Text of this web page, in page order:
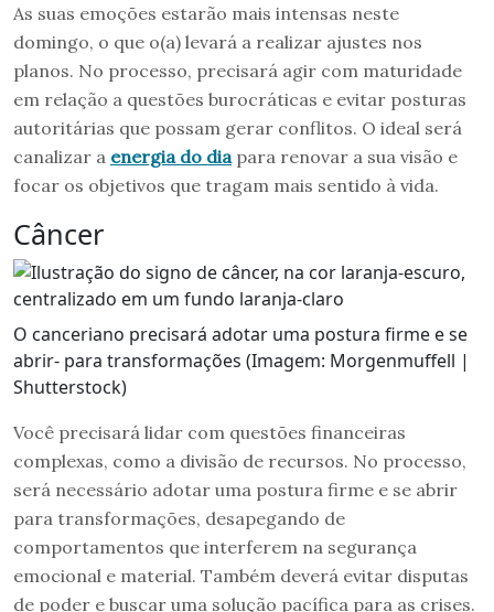
As suas emoções estarão mais intensas neste
domingo, o que o(a) levará a realizar ajustes nos
planos. No processo, precisará agir com maturidade
em relação a questões burocráticas e evitar posturas
autoritárias que possam gerar conflitos. O ideal será
canalizar a energia do diapara renovar a sua visão e
focar os objetivos que tragam mais sentido à vida.
Câncer
O canceriano precisará adotar uma postura firme e se
abrir- para transformações (Imagem: Morgenmuffell |
Shutterstock)
Você precisará lidar com questões financeiras
complexas, como a divisão de recursos. No processo,
será necessário adotar uma postura firme e se abrir
para transformações, desapegando de
comportamentos que interferem na segurança
emocional e material. Também deverá evitar disputas
de poder e buscar uma solução pacífica para as crises.